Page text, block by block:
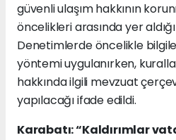
güvenli ulaşım hakkının
öncelikleri arasında yer
Denetimlerde öncelikle
yöntemi uygulanırken,
hakkında ilgili mevzuat
yapılacağı ifade edildi.
Karabatı: “Kaldırımlar